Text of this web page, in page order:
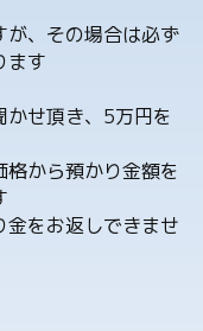
が、その場合は必ず
ます
せ頂き、5万円を
から預かり金額を
をお返しできませ